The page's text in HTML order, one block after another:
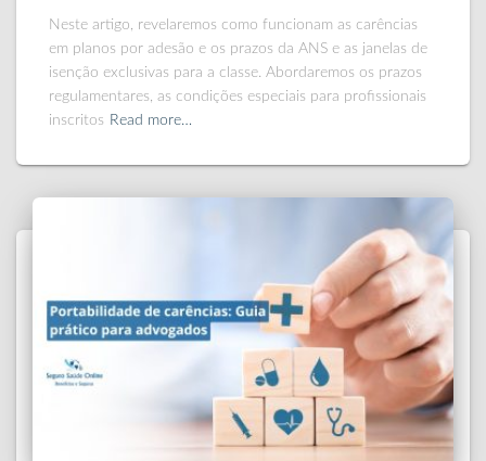
Neste artigo, revelaremos como funcionam as carências
em planos por adesão e os prazos da ANS e as janelas de
isenção exclusivas para a classe. Abordaremos os prazos
regulamentares, as condições especiais para profissionais
inscritos Read more…